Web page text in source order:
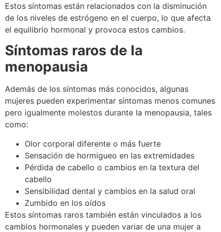
Estos síntomas están relacionados con la disminución
de los niveles de estrógeno en el cuerpo, lo que afecta
el equilibrio hormonal y provoca estos cambios.
Síntomas raros de la
menopausia
Además de los síntomas más conocidos, algunas
mujeres pueden experimentar síntomas menos comunes
pero igualmente molestos durante la menopausia, tales
como:
Olor corporal diferente o más fuerte
Sensación de hormigueo en las extremidades
Pérdida de cabello o cambios en la textura del
cabello
Sensibilidad dental y cambios en la salud oral
Zumbido en los oídos
Estos síntomas raros también están vinculados a los
cambios hormonales y pueden variar de una mujer a